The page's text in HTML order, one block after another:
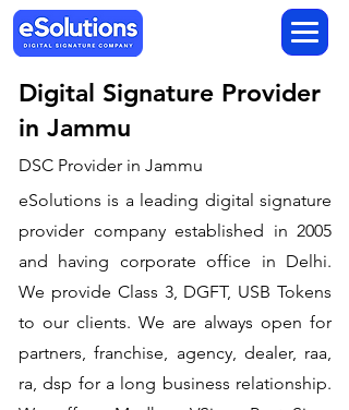
Digital Signature Provider
in Jammu
DSC Provider in Jammu
eSolutions is a leading digital signature
provider company established in 2005
and having corporate office in Delhi.
We provide Class 3, DGFT, USB Tokens
to our clients. We are always open for
partners, franchise, agency, dealer, raa,
ra, dsp for a long business relationship.